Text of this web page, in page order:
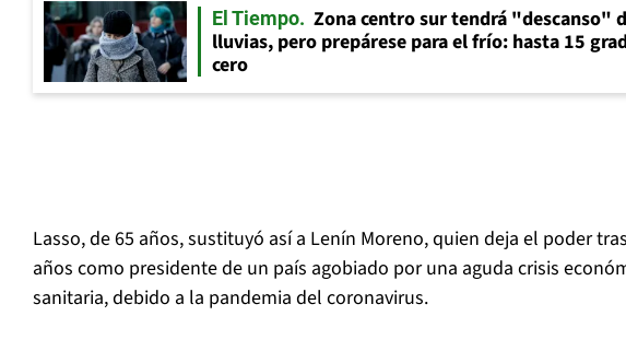
El Tiempo
Zona centro sur tendrá "descanso"
lluvias, pero prepárese para el frío: hasta 15
cero
Lasso, de 65 años, sustituyó así a Lenín Moreno, quien deja el poder
años como presidente de un país agobiado por una aguda crisis
sanitaria, debido a la pandemia del coronavirus.